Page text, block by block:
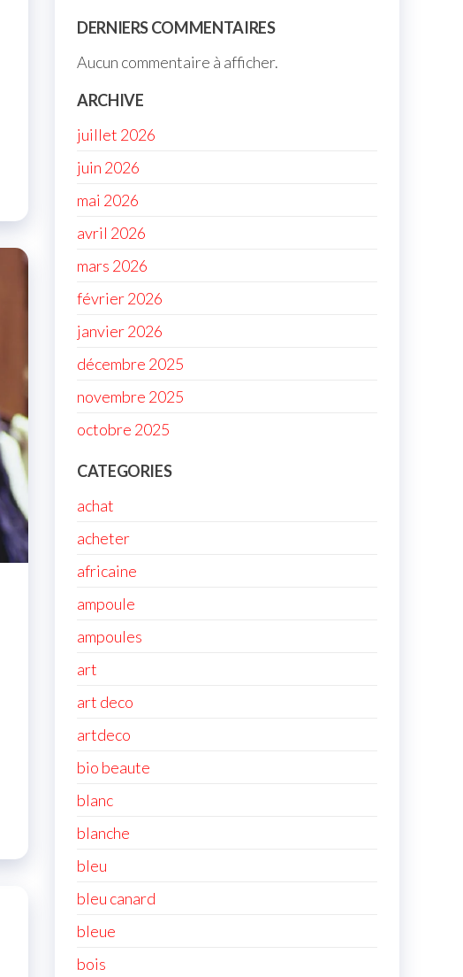
DERNIERS COMMENTAIRES
Aucun commentaire à afficher.
ARCHIVE
juillet 2026
juin 2026
mai 2026
avril 2026
mars 2026
février 2026
janvier 2026
décembre 2025
novembre 2025
octobre 2025
CATEGORIES
achat
acheter
africaine
ampoule
ampoules
art
art deco
artdeco
bio beaute
blanc
blanche
bleu
bleu canard
bleue
bois